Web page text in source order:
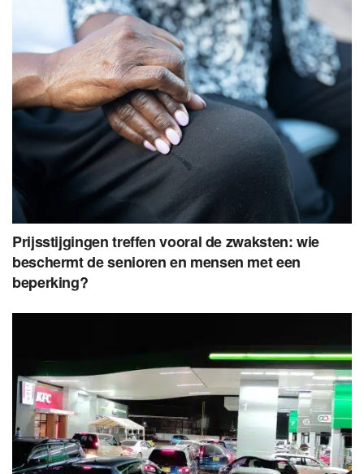
Prijsstijgingen treffen vooral de zwaksten: wie
beschermt de senioren en mensen met een
beperking?